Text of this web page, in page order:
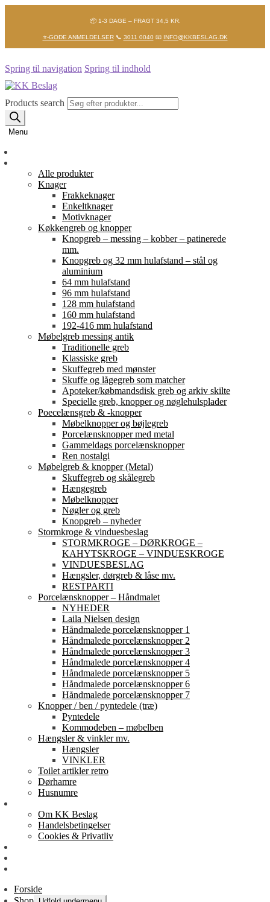
📦 1-3 DAGE – FRAGT 34,5 KR.
⭐-GODE ANMELDELSER📞 3011 0040📧 INFO@KKBESLAG.DK
Spring til navigation Spring til indhold
Products search
Menu
Alle produkter
Knager
Frakkeknager
Enkeltknager
Motivknager
Køkkengreb og knopper
Knopgreb – messing – kobber – patinerede
mm.
Knopgreb og 32 mm hulafstand – stål og
aluminium
64 mm hulafstand
96 mm hulafstand
128 mm hulafstand
160 mm hulafstand
192-416 mm hulafstand
Møbelgreb messing antik
Traditionelle greb
Klassiske greb
Skuffegreb med mønster
Skuffe og lågegreb som matcher
Apoteker/købmandsdisk greb og arkiv skilte
Specielle greb, knopper og nøglehulsplader
Poecelænsgreb & -knopper
Møbelknopper og bøjlegreb
Porcelænsknopper med metal
Gammeldags porcelænsknopper
Ren nostalgi
Møbelgreb & knopper (Metal)
Skuffegreb og skålegreb
Hængegreb
Møbelknopper
Nøgler og greb
Knopgreb – nyheder
Stormkroge & vinduesbeslag
STORMKROGE – DØRKROGE –
KAHYTSKROGE – VINDUESKROGE
VINDUESBESLAG
Hængsler, dørgreb & låse mv.
RESTPARTI
Porcelænsknopper – Håndmalet
NYHEDER
Laila Nielsen design
Håndmalede porcelænsknopper 1
Håndmalede porcelænsknopper 2
Håndmalede porcelænsknopper 3
Håndmalede porcelænsknopper 4
Håndmalede porcelænsknopper 5
Håndmalede porcelænsknopper 6
Håndmalede porcelænsknopper 7
Knopper / ben / pyntedele (træ)
Pyntedele
Kommodeben – møbelben
Hængsler & vinkler mv.
Hængsler
VINKLER
Toilet artikler retro
Dørhamre
Husnumre
Om KK Beslag
Handelsbetingelser
Cookies & Privatliv
Forside